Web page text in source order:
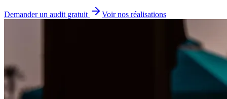
Demander un audit gratuit Voir nos réalisations